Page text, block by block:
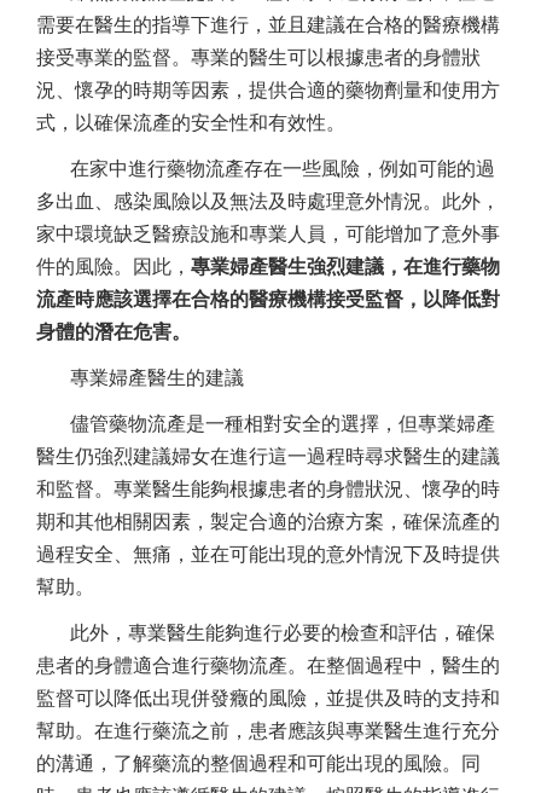
需要在醫生的指導下進行，並且建議在合格的醫療機構
接受專業的監督。專業的醫生可以根據患者的身體狀
況、懷孕的時期等因素，提供合適的藥物劑量和使用方
式，以確保流產的安全性和有效性。
在家中進行藥物流產存在一些風險，例如可能的過
多出血、感染風險以及無法及時處理意外情況。此外，
家中環境缺乏醫療設施和專業人員，可能增加了意外事
件的風險。因此， 專業婦產醫生強烈建議，在進行藥物
流產時應該選擇在合格的醫療機構接受監督，以降低對
身體的潛在危害。
專業婦產醫生的建議
儘管藥物流產是一種相對安全的選擇，但專業婦產
醫生仍強烈建議婦女在進行這一過程時尋求醫生的建議
和監督。專業醫生能夠根據患者的身體狀況、懷孕的時
期和其他相關因素，製定合適的治療方案，確保流產的
過程安全、無痛，並在可能出現的意外情況下及時提供
幫助。
此外，專業醫生能夠進行必要的檢查和評估，確保
患者的身體適合進行藥物流產。在整個過程中，醫生的
監督可以降低出現併發癥的風險，並提供及時的支持和
幫助。在進行藥流之前，患者應該與專業醫生進行充分
的溝通，了解藥流的整個過程和可能出現的風險。同